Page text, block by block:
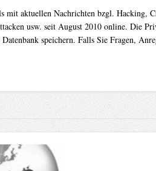
mit aktuellen Nachrichten bzgl. Hacking,
usw. seit August 2010 online. Die
speichern. Falls Sie Fragen,